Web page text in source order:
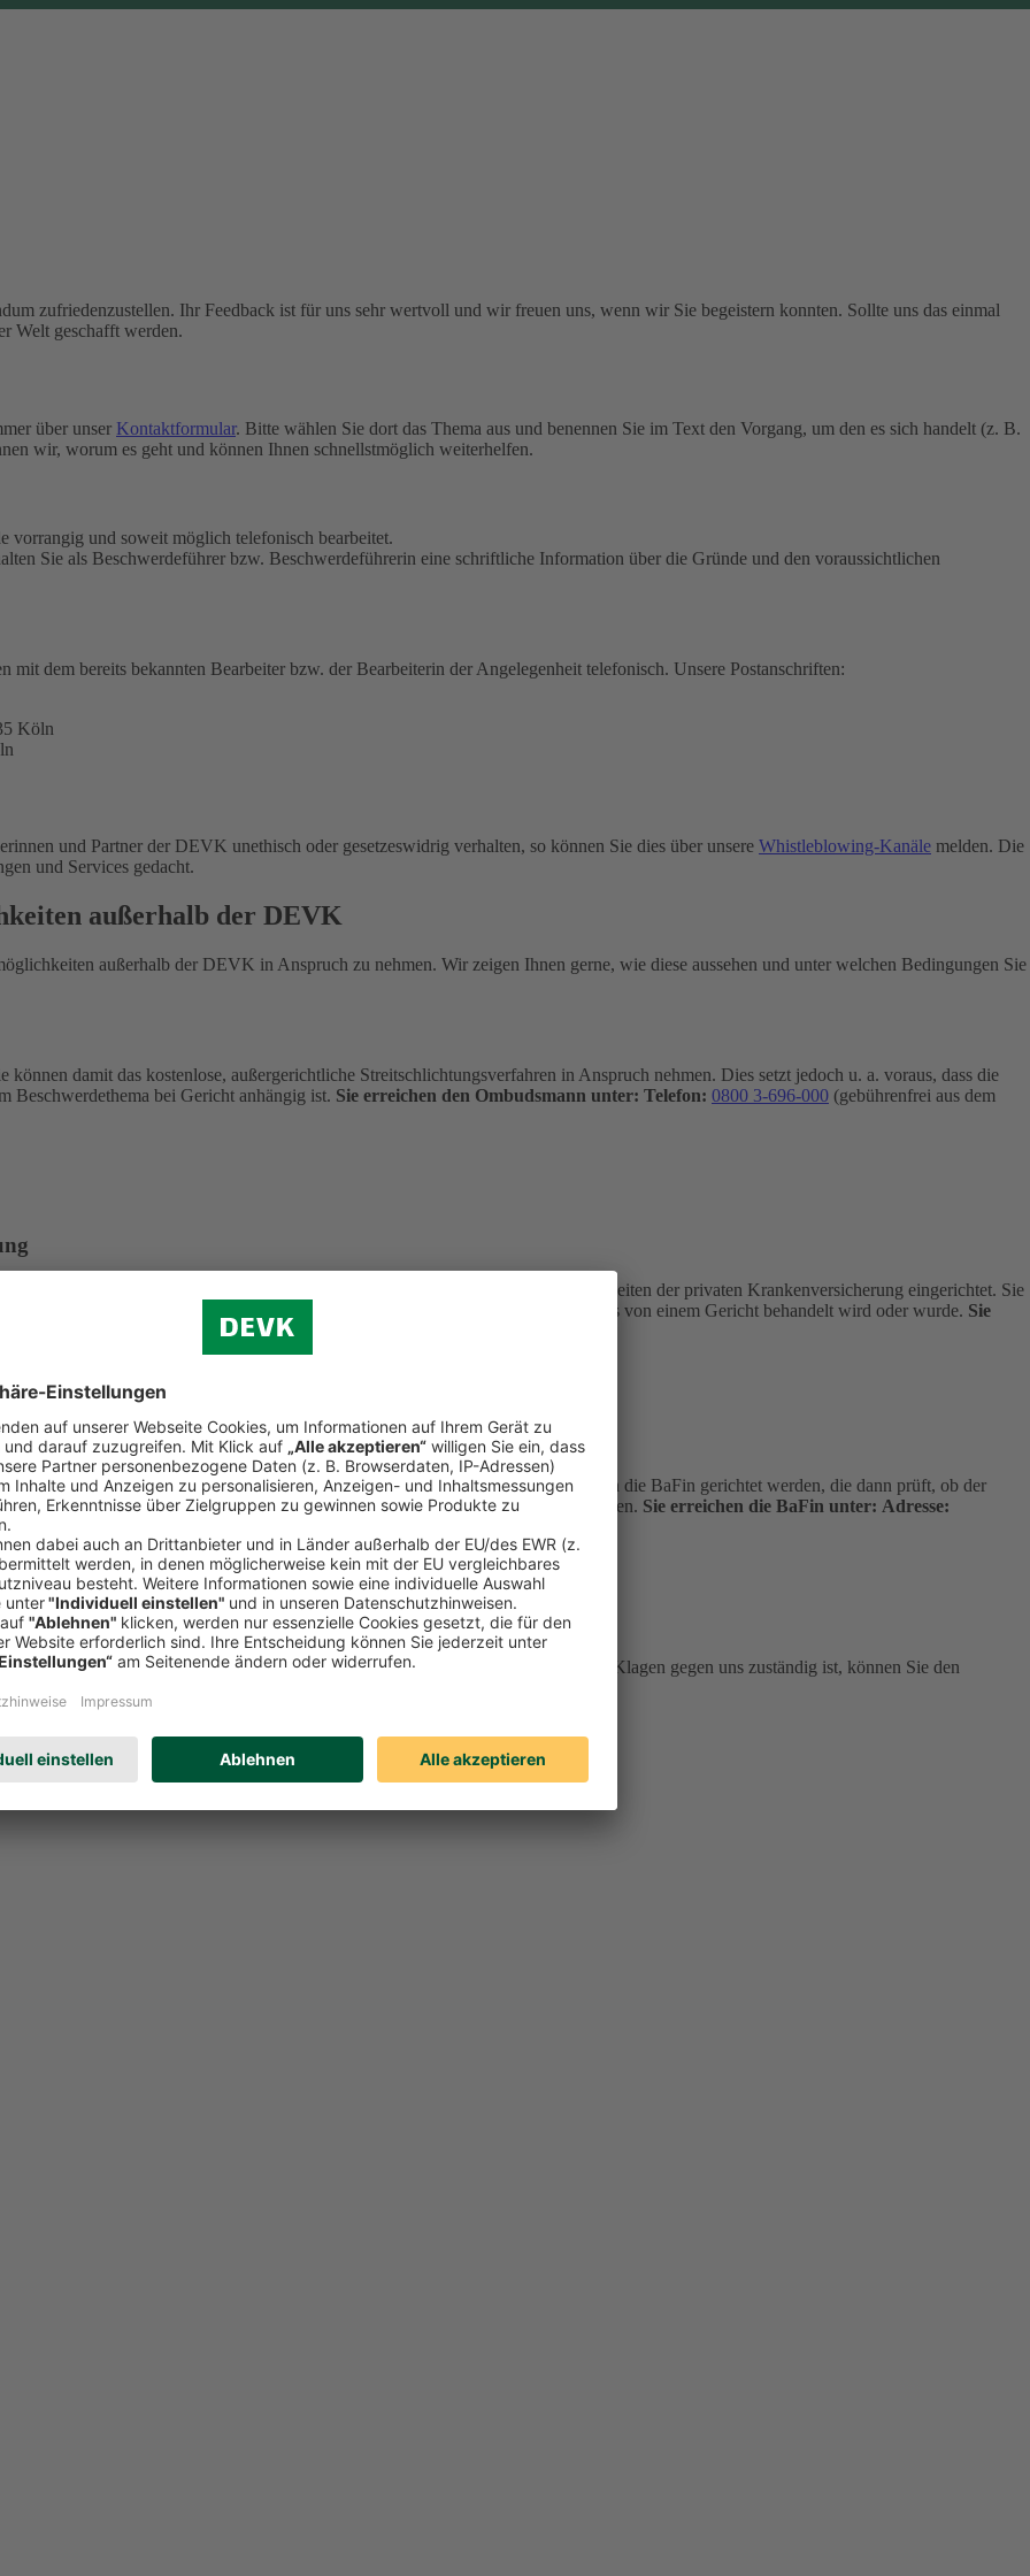
zufriedenzustellen. Ihr Feedback ist für uns sehr wertvoll und wir freuen uns, wenn wir Sie begeistern konnten. Sollte uns das einmal
Welt geschafft werden.
über unser Kontaktformular. Bitte wählen Sie dort das Thema aus und benennen Sie im Text den Vorgang, um den es sich handelt (z. B.
wir, worum es geht und können Ihnen schnellstmöglich weiterhelfen.
vorrangig und soweit möglich telefonisch bearbeitet.
Sie als Beschwerdeführer bzw. Beschwerdeführerin eine schriftliche Information über die Gründe und den voraussichtlichen
mit dem bereits bekannten Bearbeiter bzw. der Bearbeiterin der Angelegenheit telefonisch. Unsere Postanschriften:
Köln
und Partner der DEVK unethisch oder gesetzeswidrig verhalten, so können Sie dies über unsere Whistleblowing-Kanäle melden. Die
und Services gedacht.
außerhalb der DEVK
außerhalb der DEVK in Anspruch zu nehmen. Wir zeigen Ihnen gerne, wie diese aussehen und unter welchen Bedingungen Sie
damit das kostenlose, außergerichtliche Streitschlichtungsverfahren in Anspruch nehmen. Dies setzt jedoch u. a. voraus, dass die
Beschwerdethema bei Gericht anhängig ist. Sie erreichen den Ombudsmann unter: Telefon: 0800 3-696-000 (gebührenfrei aus dem
Krankenversicherung e. V. Dieser hat eine Ombudsmannstelle für Angelegenheiten der privaten Krankenversicherung eingerichtet. Sie
Anspruch nehmen. Dies setzt u. a. voraus, dass die gleiche Streitfrage nicht bereits von einem Gericht behandelt wird oder wurde. Sie
aus dem deutschen Telefonnetz)
für Finanzdienstleistungsaufsicht. Eine Beschwerde kann kostenfrei an die BaFin gerichtet werden, die dann prüft, ob der
eingehalten hat. Einzelne Streitfälle kann die Bafin nicht verbindlich entscheiden. Sie erreichen die BaFin unter: Adresse:
53117 Bonn
der oben genannten Beschwerdemöglichkeiten unberührt. Welches Gericht für Klagen gegen uns zuständig ist, können Sie den
Schicken Sie uns einfach eineE-Mail.